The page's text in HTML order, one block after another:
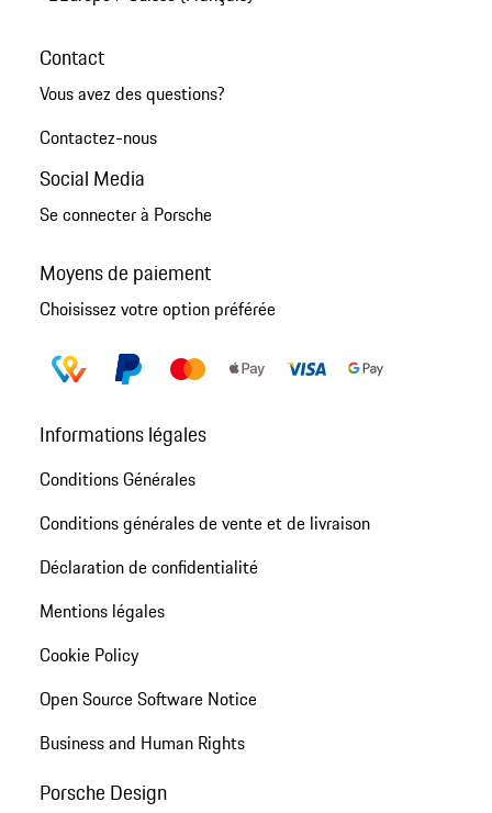
Contact
Vous avez des questions?
Contactez-nous
Social Media
Se connecter à Porsche
Moyens de paiement
Choisissez votre option préférée
Informations légales
Conditions Générales
Conditions générales de vente et de livraison
Déclaration de confidentialité
Mentions légales
Cookie Policy
Open Source Software Notice
Business and Human Rights
Porsche Design